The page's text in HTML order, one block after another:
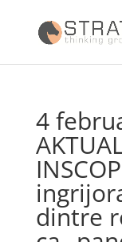
4
dintre